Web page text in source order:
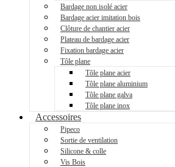
Bardage non isolé acier
Bardage acier imitation bois
Clôture de chantier acier
Plateau de bardage acier
Fixation bardage acier
Tôle plane
Tôle plane acier
Tôle plane aluminium
Tôle plane galva
Tôle plane inox
Accessoires
Pipeco
Sortie de ventilation
Silicone & colle
Vis Bois